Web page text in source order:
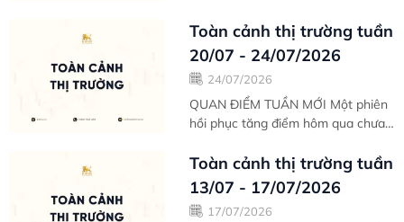
cuối tuần sau 3 phiên phục hồi
mạnh trước đó....
Toàn cảnh thị trường tuần
20/07 - 24/07/2026
24/07/2026
QUAN ĐIỂM TUẦN MỚI Một phiên
hồi phục tăng điểm hôm qua chưa
duy trì sắc xanh phiên thứ 2 liên
tiếp. Áp...
Toàn cảnh thị trường tuần
13/07 - 17/07/2026
17/07/2026